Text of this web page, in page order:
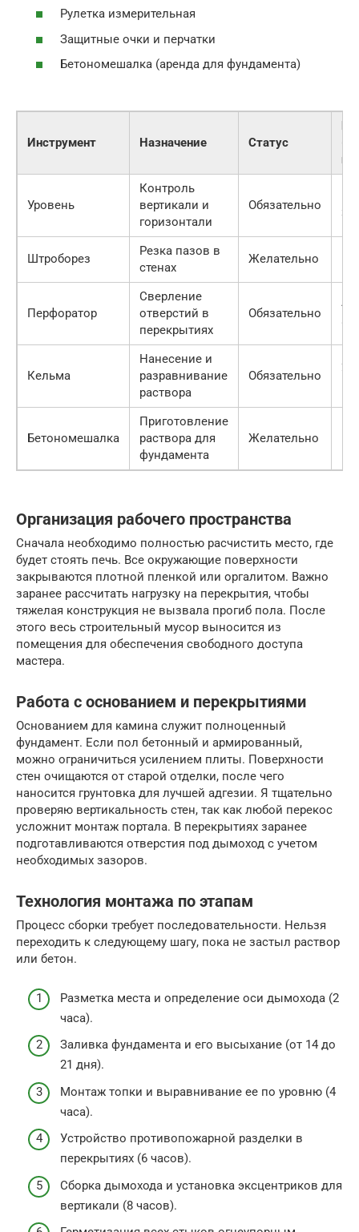
Рулетка измерительная
Защитные очки и перчатки
Бетономешалка (аренда для фундамента)
Инструмент Назначение Статус
Уровень
Контроль
вертикали и
горизонтали
Обязательно
Штроборез
Резка пазов в
стенах
Желательно
Перфоратор
Сверление
отверстий в
перекрытиях
Обязательно
Кельма
Нанесение и
разравнивание
раствора
Обязательно
Бетономешалка
Приготовление
раствора для
фундамента
Желательно
Организация рабочего пространства
Сначала необходимо полностью расчистить место, где
будет стоять печь. Все окружающие поверхности
закрываются плотной пленкой или оргалитом. Важно
заранее рассчитать нагрузку на перекрытия, чтобы
тяжелая конструкция не вызвала прогиб пола. После
этого весь строительный мусор выносится из
помещения для обеспечения свободного доступа
мастера.
Работа с основанием и перекрытиями
Основанием для камина служит полноценный
фундамент. Если пол бетонный и армированный,
можно ограничиться усилением плиты. Поверхности
стен очищаются от старой отделки, после чего
наносится грунтовка для лучшей адгезии. Я тщательно
проверяю вертикальность стен, так как любой перекос
усложнит монтаж портала. В перекрытиях заранее
подготавливаются отверстия под дымоход с учетом
необходимых зазоров.
Технология монтажа по этапам
Процесс сборки требует последовательности. Нельзя
переходить к следующему шагу, пока не застыл раствор
или бетон.
Разметка места и определение оси дымохода (2
часа).
Заливка фундамента и его высыхание (от 14 до
21 дня).
Монтаж топки и выравнивание ее по уровню (4
часа).
Устройство противопожарной разделки в
перекрытиях (6 часов).
Сборка дымохода и установка эксцентриков для
вертикали (8 часов).